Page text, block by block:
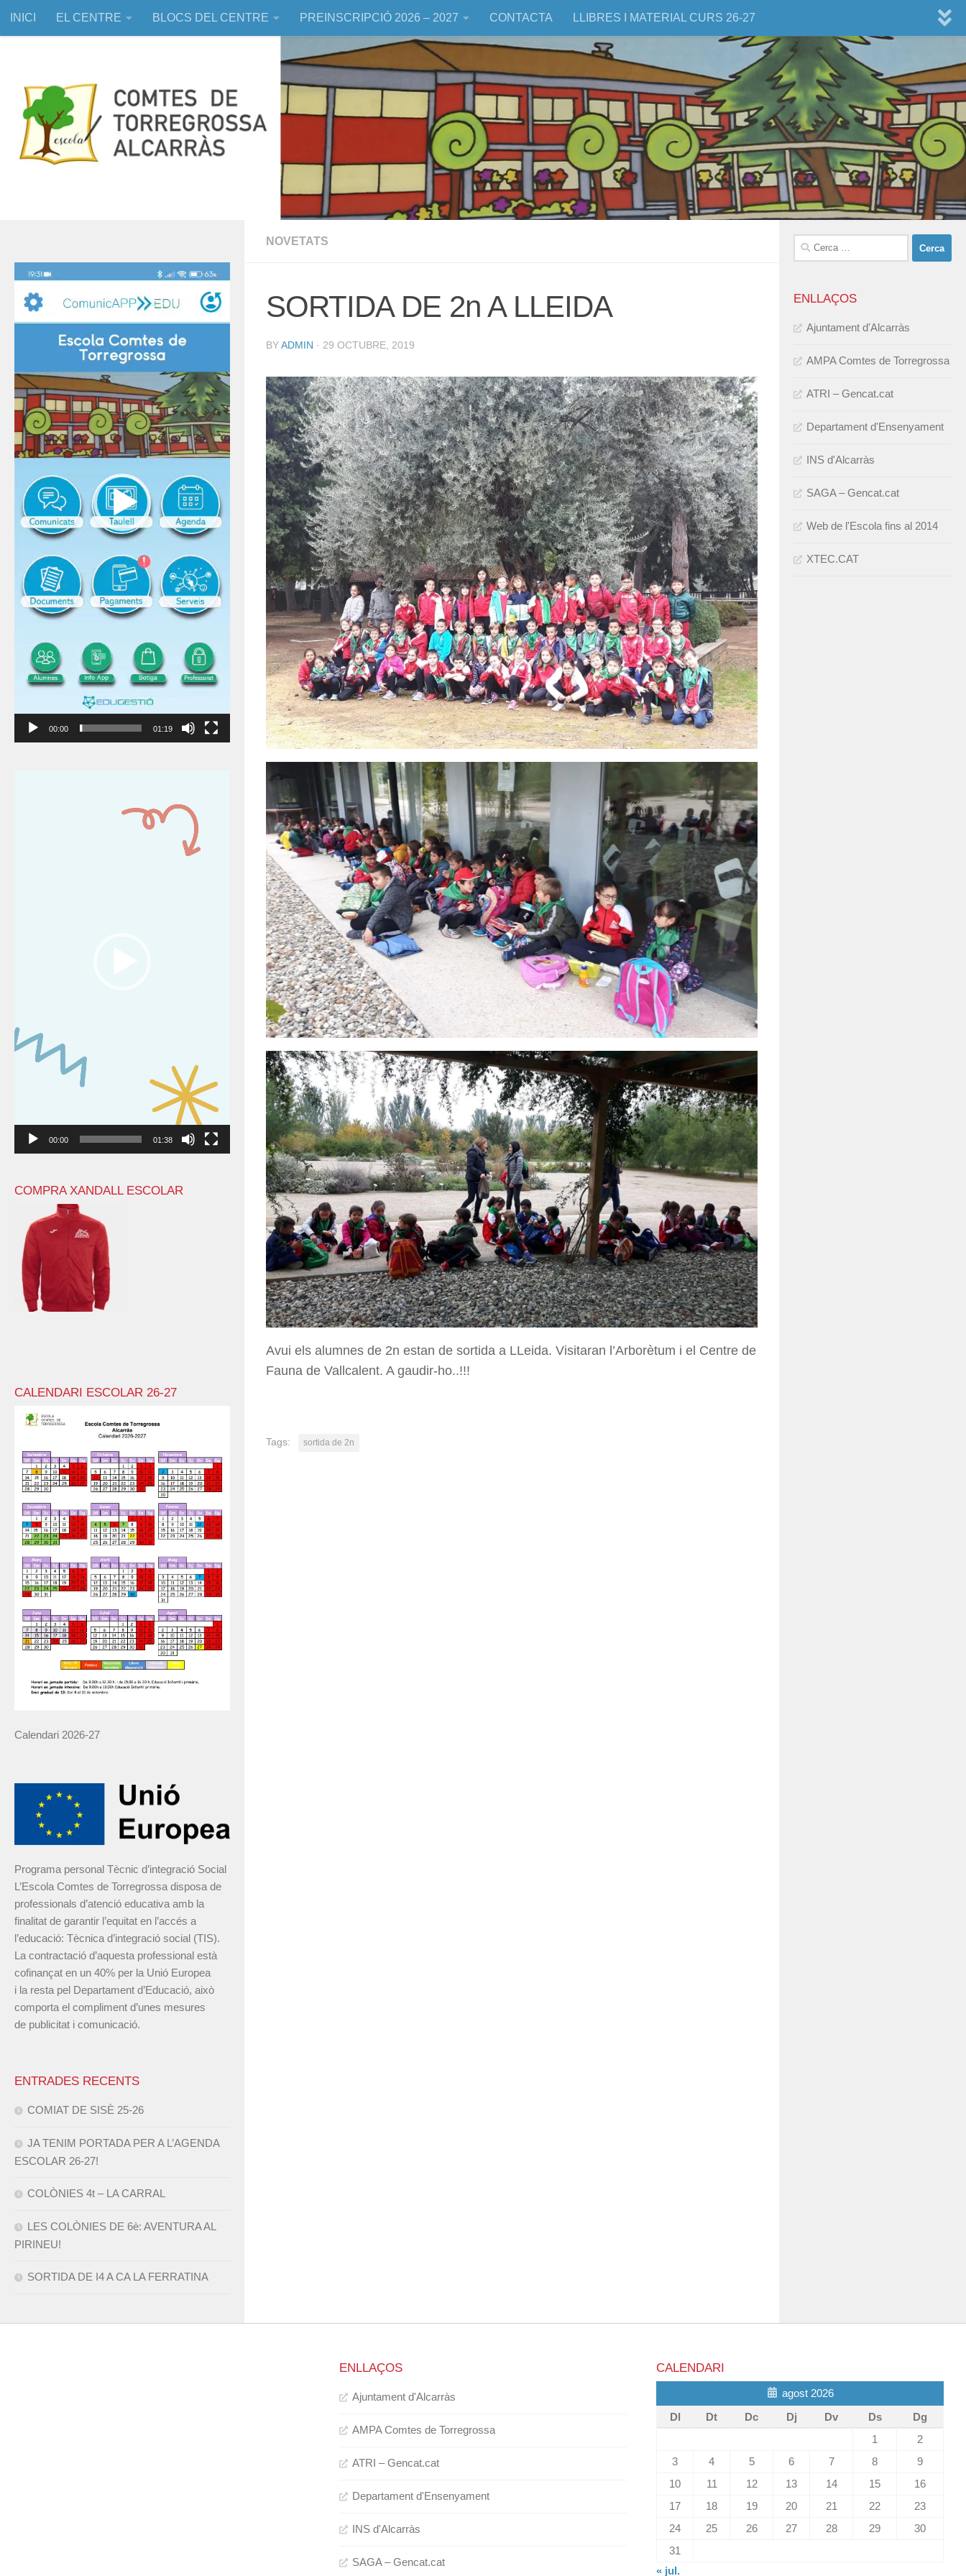
Skip to content
INICI EL CENTRE BLOCS DEL CENTRE PREINSCRIPCIÓ 2026 – 2027 CONTACTA LLIBRES I MATERIAL CURS 26-27
NOVETATS
SORTIDA DE 2n A LLEIDA
BYADMIN · 29 OCTUBRE, 2019
Avui els alumnes de 2n estan de sortida a LLeida. Visitaran l’Arborètum i el Centre de
Fauna de Vallcalent. A gaudir-ho..!!!
Tags: sortida de 2n
Reproductor
vídeo
00:00 01:19
00:00 01:38
COMPRA XANDALL ESCOLAR
CALENDARI ESCOLAR 26-27
Calendari 2026-27
Programa personal Tècnic d’integració Social
L’Escola Comtes de Torregrossa disposa de
professionals d’atenció educativa amb la
finalitat de garantir l’equitat en l’accés a
l’educació: Tècnica d’integració social (TIS).
La contractació d’aquesta professional està
cofinançat en un 40% per la Unió Europea
i la resta pel Departament d’Educació, això
comporta el compliment d’unes mesures
de publicitat i comunicació.
ENTRADES RECENTS
COMIAT DE SISÈ 25-26
JA TENIM PORTADA PER A L’AGENDA
ESCOLAR 26-27!
COLÒNIES 4t – LA CARRAL
LES COLÒNIES DE 6è: AVENTURA AL
PIRINEU!
SORTIDA DE I4 A CA LA FERRATINA
Cerca:
ENLLAÇOS
Ajuntament d'Alcarràs
AMPA Comtes de Torregrossa
ATRI – Gencat.cat
Departament d'Ensenyament
INS d'Alcarràs
SAGA – Gencat.cat
Web de l'Escola fins al 2014
XTEC.CAT
ENLLAÇOS
Ajuntament d'Alcarràs
AMPA Comtes de Torregrossa
ATRI – Gencat.cat
Departament d'Ensenyament
INS d'Alcarràs
SAGA – Gencat.cat
CALENDARI
agost 2026
Dl
Dt Dc Dj Dv Ds
Dg
1
2
3
4 5 6 7 8
9
10
11 12 13 14 15
16
17
18 19 20 21 22
23
24
25 26 27 28 29
30
31
« jul.